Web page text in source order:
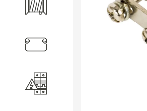
Кабеленесущие системы